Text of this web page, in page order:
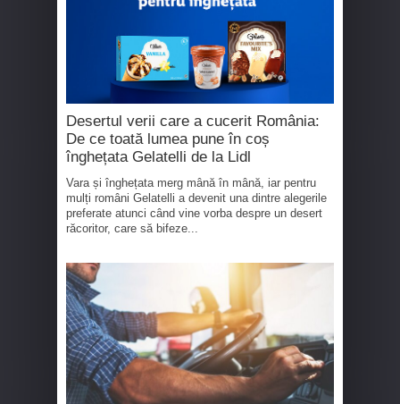
Desertul verii care a cucerit România:
De ce toată lumea pune în coș
înghețata Gelatelli de la Lidl
Vara și înghețata merg mână în mână, iar pentru
mulți români Gelatelli a devenit una dintre alegerile
preferate atunci când vine vorba despre un desert
răcoritor, care să bifeze...